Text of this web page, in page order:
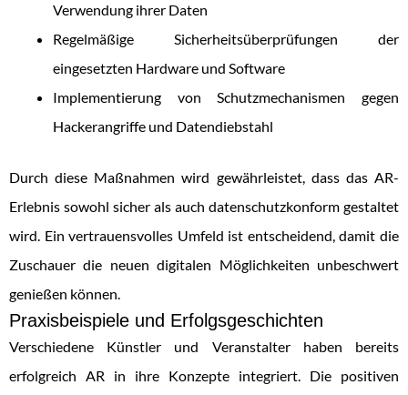
Verwendung ihrer Daten
Regelmäßige Sicherheitsüberprüfungen der
eingesetzten Hardware und Software
Implementierung von Schutzmechanismen gegen
Hackerangriffe und Datendiebstahl
Durch diese Maßnahmen wird gewährleistet, dass das AR-
Erlebnis sowohl sicher als auch datenschutzkonform gestaltet
wird. Ein vertrauensvolles Umfeld ist entscheidend, damit die
Zuschauer die neuen digitalen Möglichkeiten unbeschwert
genießen können.
Praxisbeispiele und Erfolgsgeschichten
Verschiedene Künstler und Veranstalter haben bereits
erfolgreich AR in ihre Konzepte integriert. Die positiven